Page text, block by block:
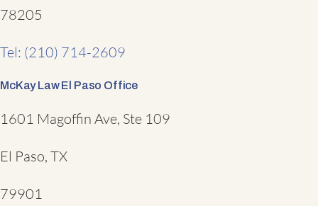
78205
Tel: (210) 714-2609
McKay Law El Paso Office
1601 Magoffin Ave, Ste 109
El Paso, TX
79901